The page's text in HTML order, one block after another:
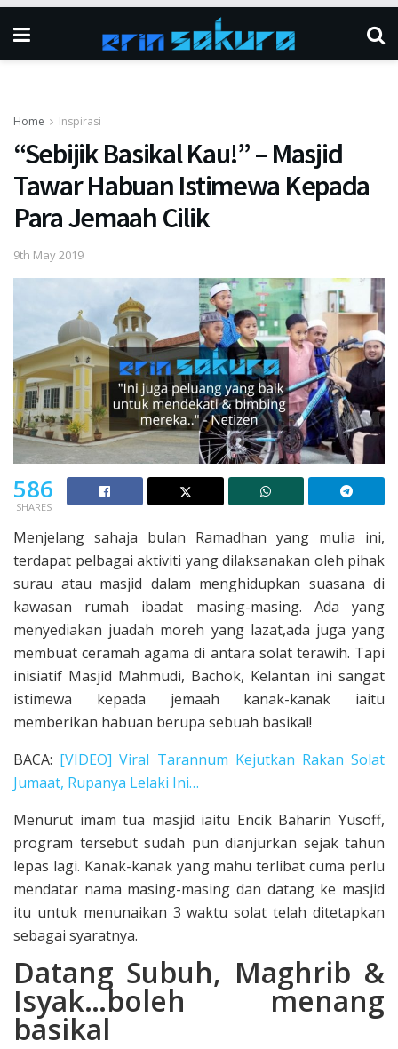
Home Inspirasi
“Sebijik Basikal Kau!” – Masjid
Tawar Habuan Istimewa Kepada
Para Jemaah Cilik
9th May 2019
586
SHARES
Menjelang sahaja bulan Ramadhan yang mulia ini,
terdapat pelbagai aktiviti yang dilaksanakan oleh pihak
surau atau masjid dalam menghidupkan suasana di
kawasan rumah ibadat masing-masing. Ada yang
menyediakan juadah moreh yang lazat,ada juga yang
membuat ceramah agama di antara solat terawih. Tapi
inisiatif Masjid Mahmudi, Bachok, Kelantan ini sangat
istimewa kepada jemaah kanak-kanak iaitu
memberikan habuan berupa sebuah basikal!
BACA: [VIDEO] Viral Tarannum Kejutkan Rakan Solat
Jumaat, Rupanya Lelaki Ini…
Menurut imam tua masjid iaitu Encik Baharin Yusoff,
program tersebut sudah pun dianjurkan sejak tahun
lepas lagi. Kanak-kanak yang mahu terlibat cuma perlu
mendatar nama masing-masing dan datang ke masjid
itu untuk menunaikan 3 waktu solat telah ditetapkan
sebagai syaratnya.
Datang Subuh, Maghrib &
Isyak…boleh menang
basikal